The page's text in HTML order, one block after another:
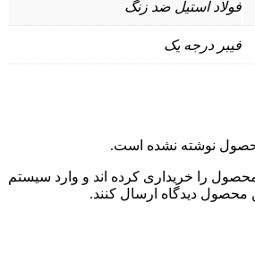
فولاد استیل ضد زنگ
فیبر درجه یک
نوشته نشده است.
را خریداری کرده اند و وارد سیستم
محصول دیدگاه ارسال کنند.